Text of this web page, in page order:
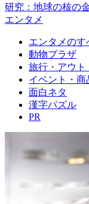
研究：地球の核の
エンタメ
エンタメのす
動物プラザ
旅行・アウト
イベント・商
面白ネタ
漢字パズル
PR